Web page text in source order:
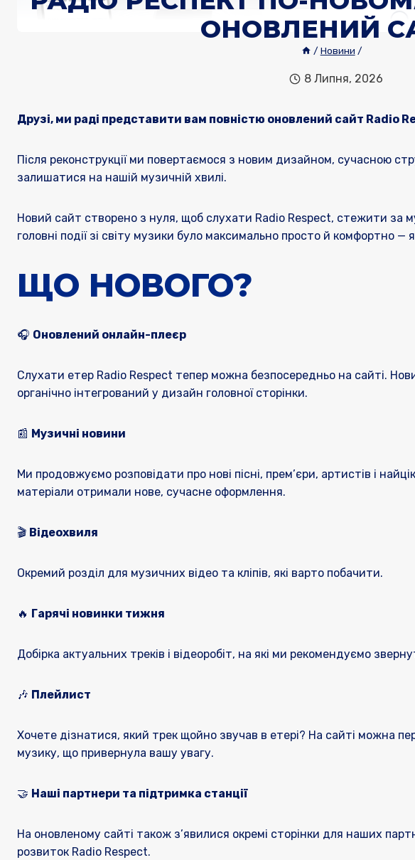
ОНОВЛЕНИЙ
/ Новини /
8 Липня, 2026
Друзі, ми раді представити вам повністю оновлений сайт Radio
Після реконструкції ми повертаємося з новим дизайном, сучасною
залишатися на нашій музичній хвилі.
Новий сайт створено з нуля, щоб слухати Radio Respect, стежити за
головні події зі світу музики було максимально просто й комфортно —
ЩО НОВОГО?
🎧 Оновлений онлайн-плеєр
Слухати етер Radio Respect тепер можна безпосередньо на сайті.
органічно інтегрований у дизайн головної сторінки.
📰 Музичні новини
Ми продовжуємо розповідати про нові пісні, прем’єри, артистів і
матеріали отримали нове, сучасне оформлення.
🎬 Відеохвиля
Окремий розділ для музичних відео та кліпів, які варто побачити.
🔥 Гарячі новинки тижня
Добірка актуальних треків і відеоробіт, на які ми рекомендуємо
🎶 Плейлист
Хочете дізнатися, який трек щойно звучав в етері? На сайті можна
музику, що привернула вашу увагу.
🤝 Наші партнери та підтримка станції
На оновленому сайті також з’явилися окремі сторінки для наших
розвиток Radio Respect.